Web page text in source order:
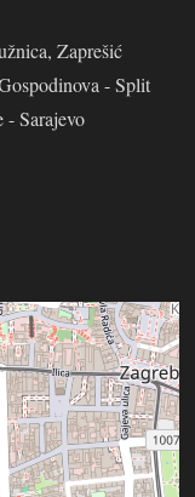
Zaprešić
- Split
- Sarajevo